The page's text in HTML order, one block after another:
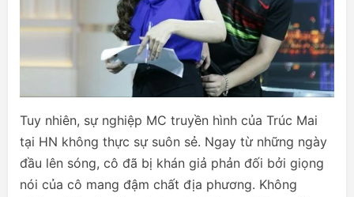
Tuy nhiên, sự nghiệp MC truyền hình của Trúc Mai
tại HN không thực sự suôn sẻ. Ngay từ những ngày
đầu lên sóng, cô đã bị khán giả phản đối bởi giọng
nói của cô mang đậm chất địa phương. Không